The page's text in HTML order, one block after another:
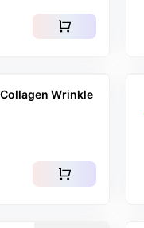
shopping_cart
Wrinkle
shopping_cart